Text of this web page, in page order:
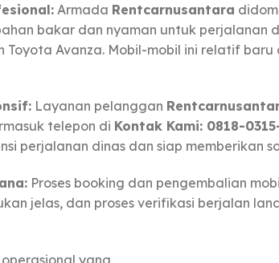
Armada Rentcarnusantara
bakar dan nyaman untuk perjalanan
Toyota Avanza. Mobil-mobil ini relatif
Layanan pelanggan
telepon di Kontak Kami: 0818-
perjalanan dinas dan siap memberikan
Proses booking dan pengembalian
jelas, dan proses verifikasi berjalan